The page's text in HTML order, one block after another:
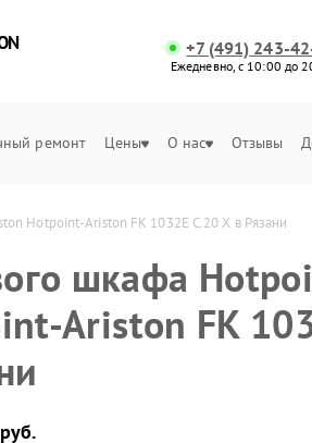
+7 (491) 243-
Ежедневно, с 10:00 до
ремонт Цены О нас Отзывы
Hotpoint-Ariston FK 1032E C.20 X в Рязани
шкафа
Ariston FK